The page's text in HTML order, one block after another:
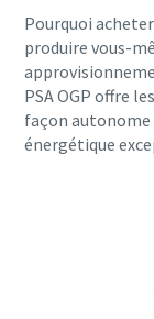
Pourquoi
produire vous-
PSA OGP offre
façon autonome
énergétique